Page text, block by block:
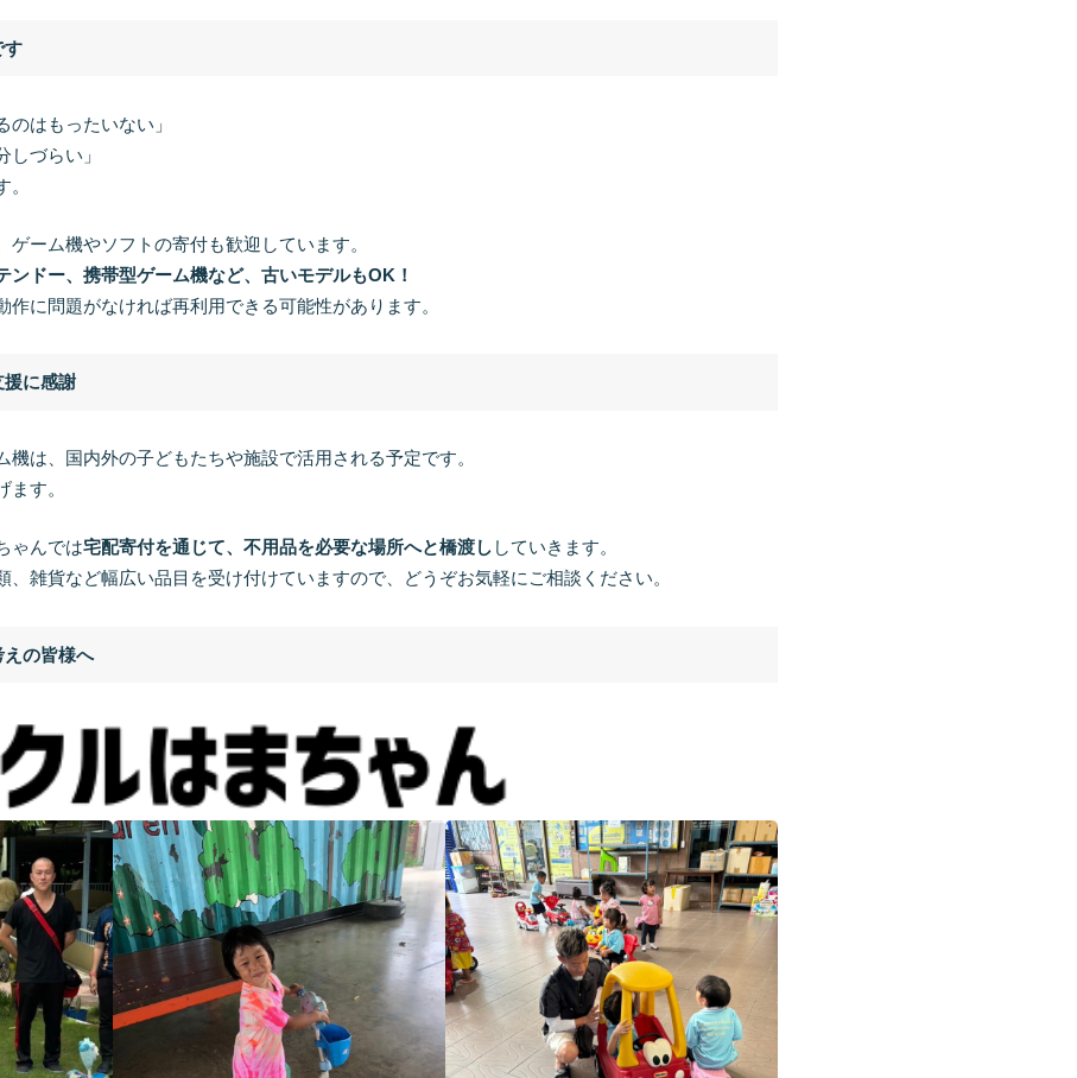
す
のはもったいない」
しづらい」
。
ゲーム機やソフトの寄付も歓迎しています。
ンドー、携帯型ゲーム機など、古いモデルもOK！
作に問題がなければ再利用できる可能性があります。
援に感謝
機は、国内外の子どもたちや施設で活用される予定です。
ます。
ゃんでは宅配寄付を通じて、不用品を必要な場所へと橋渡し していきます。
、雑貨など幅広い品目を受け付けていますので、どうぞお気軽にご相談ください。
えの皆様へ